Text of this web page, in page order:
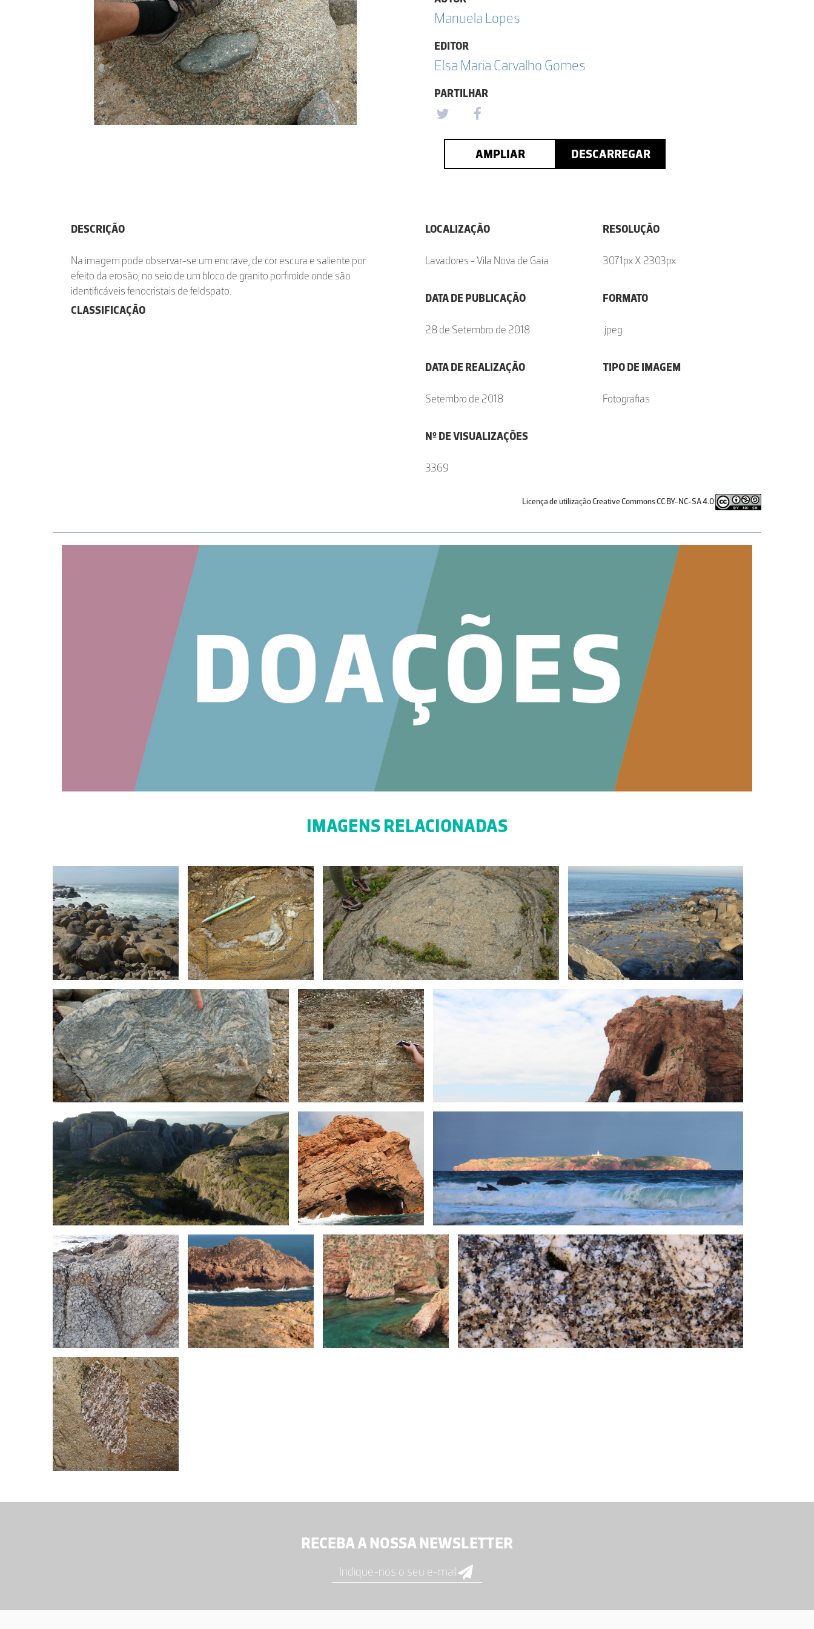
Manuela Lopes
EDITOR
Elsa Maria Carvalho Gomes
PARTILHAR
AMPLIAR DESCARREGAR
DESCRIÇÃO
Na imagem pode observar-se um encrave, de cor escura e saliente por
efeito da erosão, no seio de um bloco de granito porfiroide onde são
identificáveis fenocristais de feldspato.
CLASSIFICAÇÃO
LOCALIZAÇÃO
Lavadores - Vila Nova de Gaia
DATA DE PUBLICAÇÃO
28 de Setembro de 2018
DATA DE REALIZAÇÃO
Setembro de 2018
Nº DE VISUALIZAÇÕES
3369
RESOLUÇÃO
3071px X 2303px
FORMATO
.jpeg
TIPO DE IMAGEM
Fotografias
Licença de utilização Creative Commons CC BY-NC-SA 4.0
IMAGENS RELACIONADAS
RECEBA A NOSSA NEWSLETTER